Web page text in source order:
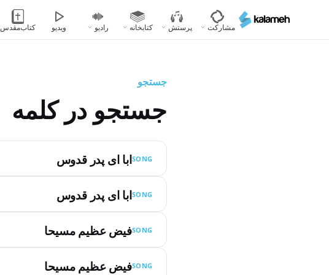
محتوای
مشارکت پرستش کتابخانه رادیو ویدیو کتاب‌مقدس
جستجو
جستجو در کلمه
SONGابا ای پدر قدوس
SONGابا ای پدر قدوس
SONGفیض عظیم مسیحا
SONGفیض عظیم مسیحا